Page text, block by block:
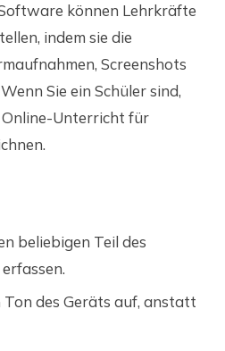
können Lehrkräfte
indem sie die
Screenshots
Sie ein Schüler sind,
Online-Unterricht für
beliebigen Teil des
Ton des Geräts auf, anstatt